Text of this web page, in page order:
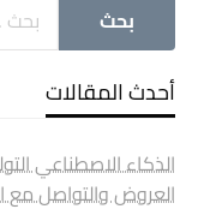
أحدث المقالات
الذكاء الاصطناعي
العروض والتواصل